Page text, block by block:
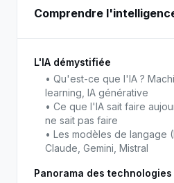
Comprendre
L'IA démystifiée
• Qu'est-ce que l'IA ?
learning, IA générative
• Ce que l'IA sait faire
ne sait pas faire
• Les modèles de langage
Claude, Gemini, Mistral
Panorama des technologies